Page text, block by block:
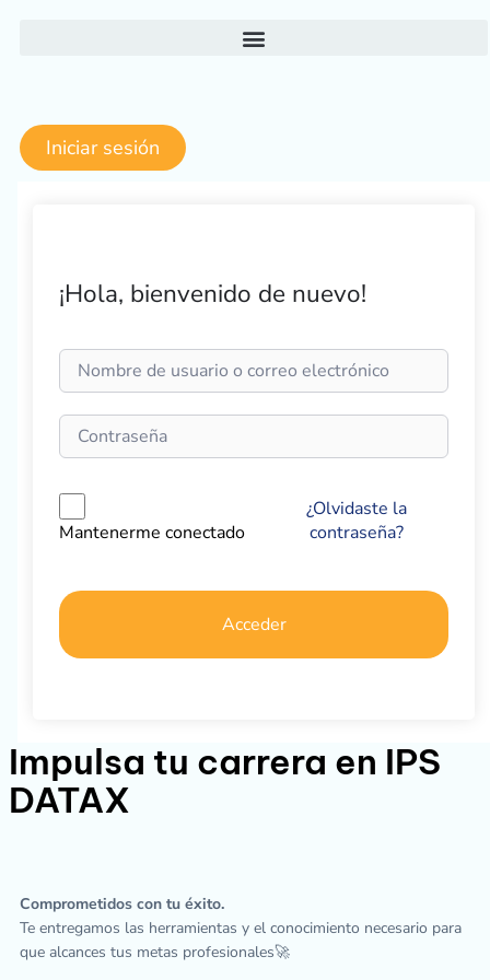
Iniciar sesión
¡Hola, bienvenido de nuevo!
Mantenerme conectado
¿Olvidaste la
contraseña?
Acceder
Impulsa tu carrera en IPS
DATAX
Comprometidos con tu éxito.
Te entregamos las herramientas y el conocimiento necesario para
que alcances tus metas profesionales🚀